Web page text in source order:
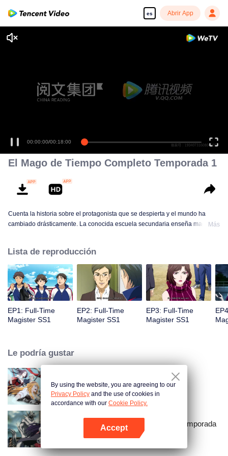
es Abrir App
00:00:00/00:18:00
El Mago de Tiempo Completo Temporada 1
Cuenta la historia sobre el protagonista que se despierta y el mundo ha
cambiado drásticamente. La conocida escuela secundaria enseña magia y
tratan como estudiante malo, los mismos compañeros de clase con las
miradas de manera diferente, el mismo padre que lucha en el fondo de la
sociedad, y la misma hermanita hermosa no biológica que no puede
caminar ...
Más
Lista de reproducción
EP1: Full-Time
Magister SS1
EP2: Full-Time
Magister SS1
EP3: Full-Time
Magister SS1
Le podría gustar
El Avatar del Rey
El Mago de Tiempo Completo Temporada
By using the website, you are agreeing to our
Privacy Policy and the use of cookies in
accordance with our Cookie Policy.
Accept